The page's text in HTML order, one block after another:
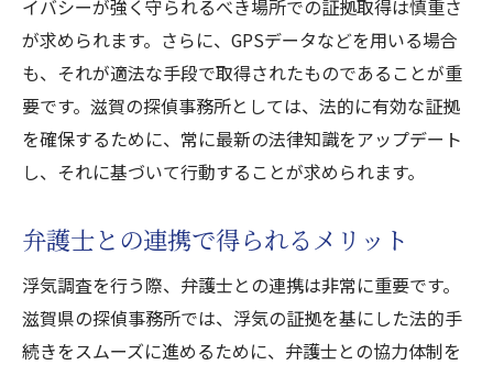
イバシーが強く守られるべき場所での証拠取得は慎重さ
が求められます。さらに、GPSデータなどを用いる場合
も、それが適法な手段で取得されたものであることが重
要です。滋賀の探偵事務所としては、法的に有効な証拠
を確保するために、常に最新の法律知識をアップデート
し、それに基づいて行動することが求められます。
弁護士との連携で得られるメリット
浮気調査を行う際、弁護士との連携は非常に重要です。
滋賀県の探偵事務所では、浮気の証拠を基にした法的手
続きをスムーズに進めるために、弁護士との協力体制を